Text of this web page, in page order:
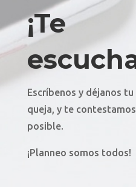
¡Te
Escríbenos y déjanos
queja, y te
posible.
¡Planneo somos todos!